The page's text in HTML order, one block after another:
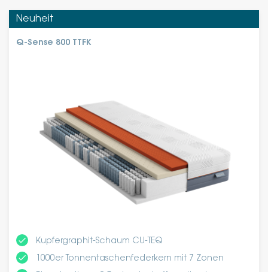
Neuheit
Q-Sense 800 TTFK
done Kupfergraphit-Schaum CU-TEQ
done 1000er Tonnentaschenfederkern mit 7 Zonen